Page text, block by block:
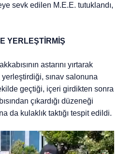
sevk edilen M.E.E. tutuklandı,
YERLEŞTİRMİŞ
astarını yırtarak
sınav salonuna
geçtiği, içeri girdikten sonra
çıkardığı düzeneği
da kulaklık taktığı tespit edildi.